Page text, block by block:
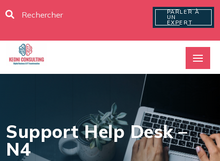
PARLER À
UN
EXPERT
Support Help Desk –
N4